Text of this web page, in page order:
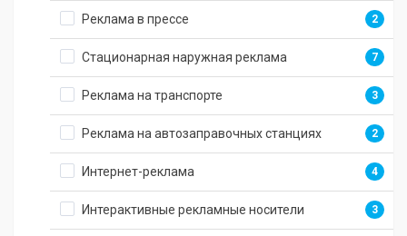
Реклама в прессе 2
Стационарная наружная реклама 7
Реклама на транспорте 3
Реклама на автозаправочных станциях 2
Интернет-реклама 4
Интерактивные рекламные носители 3